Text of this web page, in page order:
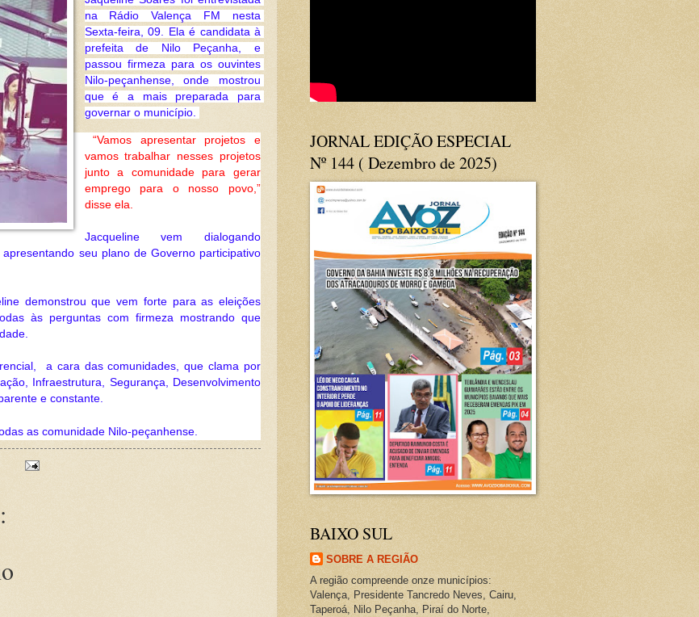
na Rádio Valença FM nesta
Sexta-feira, 09. Ela é candidata à
prefeita de Nilo Peçanha, e
passou firmeza para os ouvintes
Nilo-peçanhense, onde mostrou
que é a mais preparada para
governar o município.
“Vamos apresentar projetos e
vamos trabalhar nesses projetos
junto a comunidade para gerar
emprego para o nosso povo,”
disse ela.
Jacqueline vem dialogando
seu plano de Governo participativo
demonstrou que vem forte para as eleições
às perguntas com firmeza mostrando que
a cara das comunidades, que clama por
Infraestrutura, Segurança, Desenvolvimento
e constante.
as comunidade Nilo-peçanhense
JORNAL EDIÇÃO ESPECIAL
Nº 144 ( Dezembro de 2025)
BAIXO SUL
SOBRE A REGIÃO
A região compreende onze municípios:
Valença, Presidente Tancredo Neves, Cairu,
Taperoá, Nilo Peçanha, Piraí do Norte,